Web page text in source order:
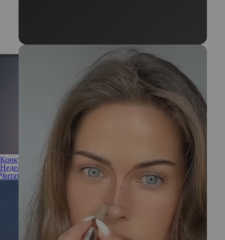
Конкурент стрижки боб: какая прическа стала главной на
Неделе моды в Нью-Йорке, Лондоне и Милане
Читать полностью